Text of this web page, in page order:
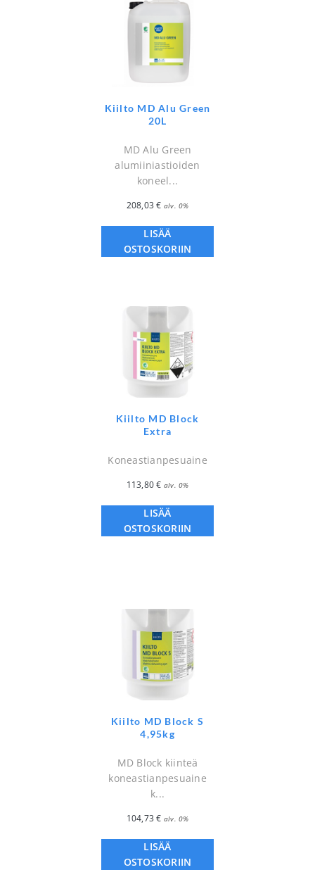
Kiilto MD Alu Green
20L
MD Alu Green
alumiiniastioiden
koneel...
208,03€ alv. 0%
LISÄÄ
OSTOSKORIIN
Kiilto MD Block
Extra
Koneastianpesuaine
113,80€ alv. 0%
LISÄÄ
OSTOSKORIIN
Kiilto MD Block S
4,95kg
MD Block kiinteä
koneastianpesuaine
k...
104,73€ alv. 0%
LISÄÄ
OSTOSKORIIN